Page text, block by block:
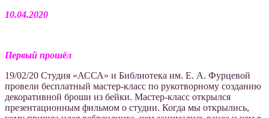
10.04.2020
Первый прошёл
19/02/20 Студия «АССА» и Библиотека им. Е. А. Фурцевой
провели бесплатный мастер-класс по рукотворному созданию
декоративной броши из бейки. Мастер-класс открылся
презентационным фильмом о студии. Когда мы открылись,